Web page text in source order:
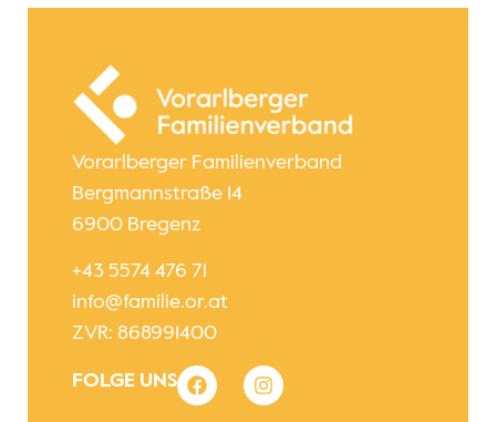
Vorarlberger Familienverband
Bergmannstraße 14
6900 Bregenz
+43 5574 476 71
info@familie.or.at
ZVR: 868991400
FOLGE UNS